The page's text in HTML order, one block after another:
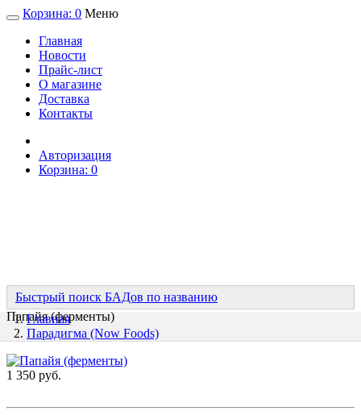
Корзина: 0 Меню
Главная
Новости
Прайс-лист
О магазине
Доставка
Контакты
Авторизация
Корзина: 0
Быстрый поиск БАДов по названию
Папайя (ферменты)
Главная
Парадигма (Now Foods)
1 350 руб.